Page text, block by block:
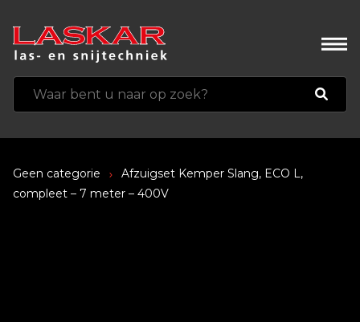
Geen categorie
Afzuigset Kemper Slang, ECO L,
compleet – 7 meter – 400V